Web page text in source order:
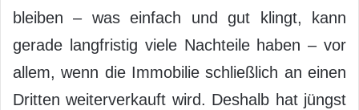
bleiben – was einfach und gut klingt, kann
gerade langfristig viele Nachteile haben – vor
allem, wenn die Immobilie schließlich an einen
Dritten weiterverkauft wird. Deshalb hat jüngst